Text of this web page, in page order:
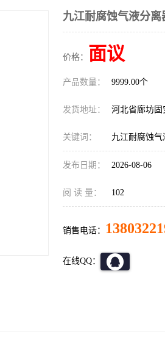
九江耐腐蚀气液分离
价格： 面议
产品数量： 9999.00个
发货地址： 河北省廊坊固
关键词： 九江耐腐蚀
发布日期： 2026-08-06
阅 读 量： 102
销售电话：
在线QQ：